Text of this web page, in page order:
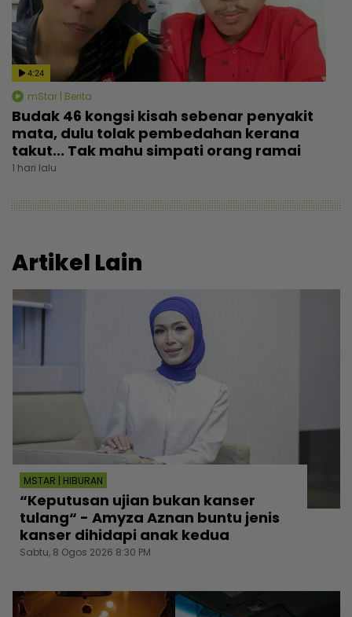
4:24
mStar | Berita
Budak 46 kongsi kisah sebenar penyakit
mata, dulu tolak pembedahan kerana
takut... Tak mahu simpati orang ramai
1 hari lalu
Artikel Lain
MSTAR | HIBURAN
“Keputusan ujian bukan kanser
tulang“ - Amyza Aznan buntu jenis
kanser dihidapi anak kedua
Sabtu, 8 Ogos 2026 8:30 PM